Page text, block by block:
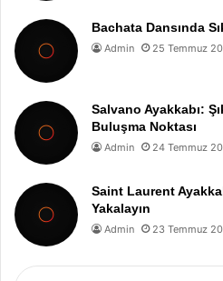
Bachata Dansında
Admin 25 Temmuz
Salvano Ayakkabı:
Buluşma Noktası
Admin 24 Temmuz
Saint Laurent
Yakalayın
Admin 23 Temmuz